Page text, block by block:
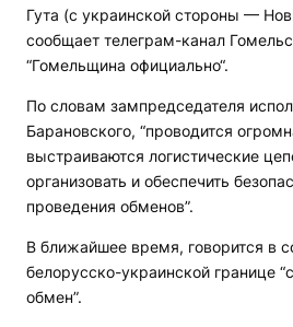
Гута (с украинской стороны —
сообщает телеграм-канал
“Гомельщина официально“.
По словам зампредседателя
Барановского, “проводится
выстраиваются логистические
организовать и обеспечить
проведения обменов”.
В ближайшее время, говорится в
белорусско-украинской границе
обмен”.